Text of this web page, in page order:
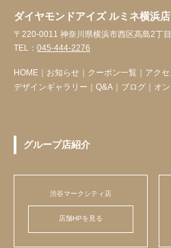
ダイヤモンドアイズ ルミネ横浜店
〒220-0011 神奈川県横浜市西区高島2丁
TEL： 045-444-2276
HOME お知らせ クーポン一覧 アクセ
デザインギャラリー
Q&A ブログ オ
グループ店紹介
渋谷マークシティ店
店舗HPを見る